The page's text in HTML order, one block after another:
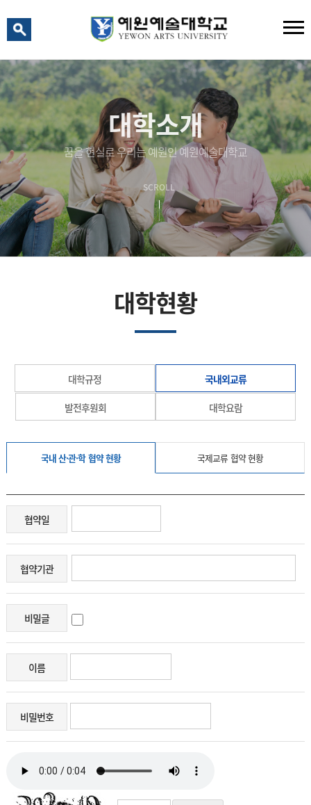
대학소개
꿈을 현실로 우리는 예원인 예원예술대학교
SCROLL
대학현황
대학규정 국내외교류
발전후원회 대학요람
국내 산·관·학 협약 현황 국제교류 협약 현황
협약일
협약기관
비밀글
이름
비밀번호
예원 AI
예원예술대학교 AI 상담